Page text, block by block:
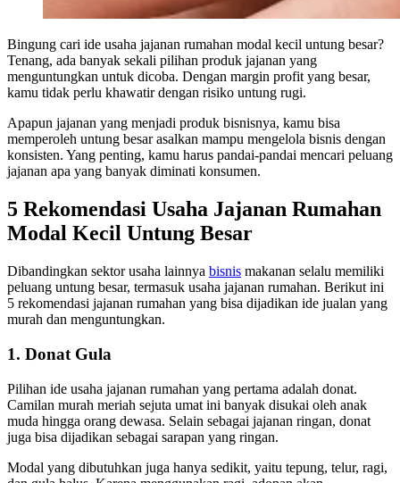
Bingung cari ide usaha jajanan rumahan modal kecil untung besar?
Tenang, ada banyak sekali pilihan produk jajanan yang
menguntungkan untuk dicoba. Dengan margin profit yang besar,
kamu tidak perlu khawatir dengan risiko untung rugi.
Apapun jajanan yang menjadi produk bisnisnya, kamu bisa
memperoleh untung besar asalkan mampu mengelola bisnis dengan
konsisten. Yang penting, kamu harus pandai-pandai mencari peluang
jajanan apa yang banyak diminati konsumen.
5 Rekomendasi Usaha Jajanan Rumahan
Modal Kecil Untung Besar
Dibandingkan sektor usaha lainnya bisnis makanan selalu memiliki
peluang untung besar, termasuk usaha jajanan rumahan. Berikut ini
5 rekomendasi jajanan rumahan yang bisa dijadikan ide jualan yang
murah dan menguntungkan.
1. Donat Gula
Pilihan ide usaha jajanan rumahan yang pertama adalah donat.
Camilan murah meriah sejuta umat ini banyak disukai oleh anak
muda hingga orang dewasa. Selain sebagai jajanan ringan, donat
juga bisa dijadikan sebagai sarapan yang ringan.
Modal yang dibutuhkan juga hanya sedikit, yaitu tepung, telur, ragi,